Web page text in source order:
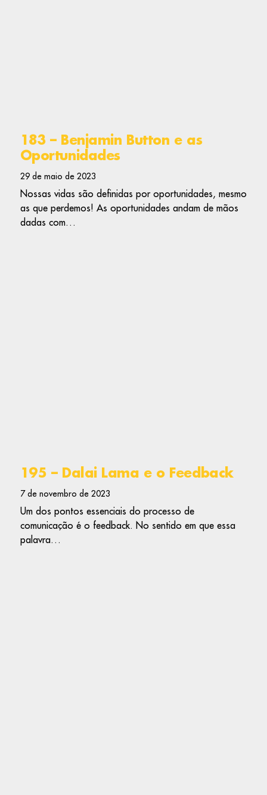
183 – Benjamin Button e as
Oportunidades
29 de maio de 2023
Nossas vidas são definidas por oportunidades, mesmo
as que perdemos! As oportunidades andam de mãos
dadas com…
195 – Dalai Lama e o Feedback
7 de novembro de 2023
Um dos pontos essenciais do processo de
comunicação é o feedback. No sentido em que essa
palavra…